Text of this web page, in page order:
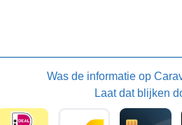
Was de informatie op
Laat dat blijken